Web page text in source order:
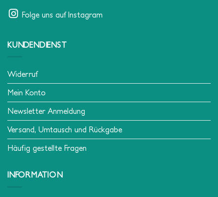
Folge uns auf Instagram
KUNDENDIENST
Widerruf
Mein Konto
Newsletter Anmeldung
Versand, Umtausch und Rückgabe
Häufig gestellte Fragen
INFORMATION